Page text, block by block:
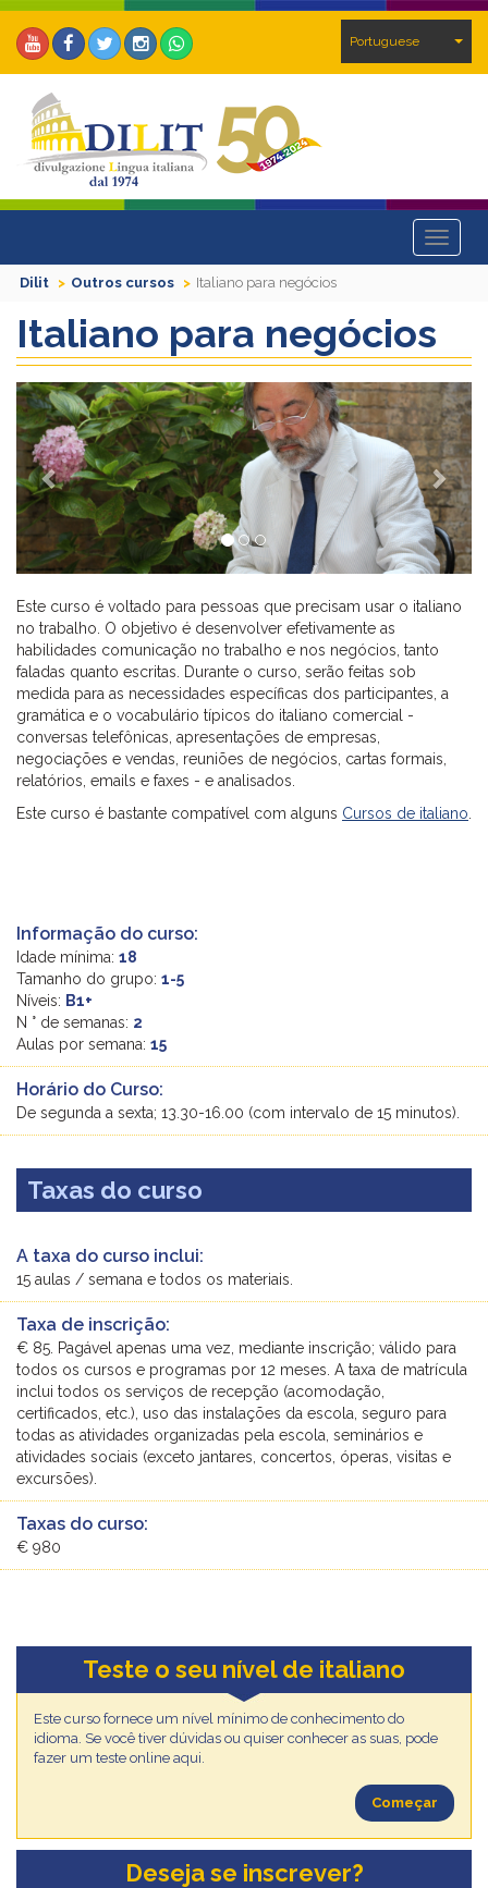
Portuguese
Toggle
Dilit
Outros cursos Italiano para negócios
Italiano para negócios
Previous Next
Este curso é voltado para pessoas que precisam usar o italiano
no trabalho. O objetivo é desenvolver efetivamente as
habilidades comunicação no trabalho e nos negócios, tanto
faladas quanto escritas. Durante o curso, serão feitas sob
medida para as necessidades específicas dos participantes, a
gramática e o vocabulário típicos do italiano comercial -
conversas telefônicas, apresentações de empresas,
negociações e vendas, reuniões de negócios, cartas formais,
relatórios, emails e faxes - e analisados.
Este curso é bastante compatível com alguns Cursos de italiano
Informação do curso:
Idade mínima: 18
Tamanho do grupo: 1-5
Níveis: B1+
N ° de semanas: 2
Aulas por semana: 15
Horário do Curso:
De segunda a sexta; 13.30-16.00 (com intervalo de 15 minutos).
Taxas do curso
A taxa do curso inclui:
15 aulas / semana e todos os materiais.
Taxa de inscrição:
€ 85. Pagável apenas uma vez, mediante inscrição; válido para
todos os cursos e programas por 12 meses. A taxa de matrícula
inclui todos os serviços de recepção (acomodação,
certificados, etc.), uso das instalações da escola, seguro para
todas as atividades organizadas pela escola, seminários e
atividades sociais (exceto jantares, concertos, óperas, visitas e
excursões).
Taxas do curso:
€ 980
Teste o seu nível de italiano
Este curso fornece um nível mínimo de conhecimento do
idioma. Se você tiver dúvidas ou quiser conhecer as suas, pode
fazer um teste online aqui.
Começar
Deseja se inscrever?